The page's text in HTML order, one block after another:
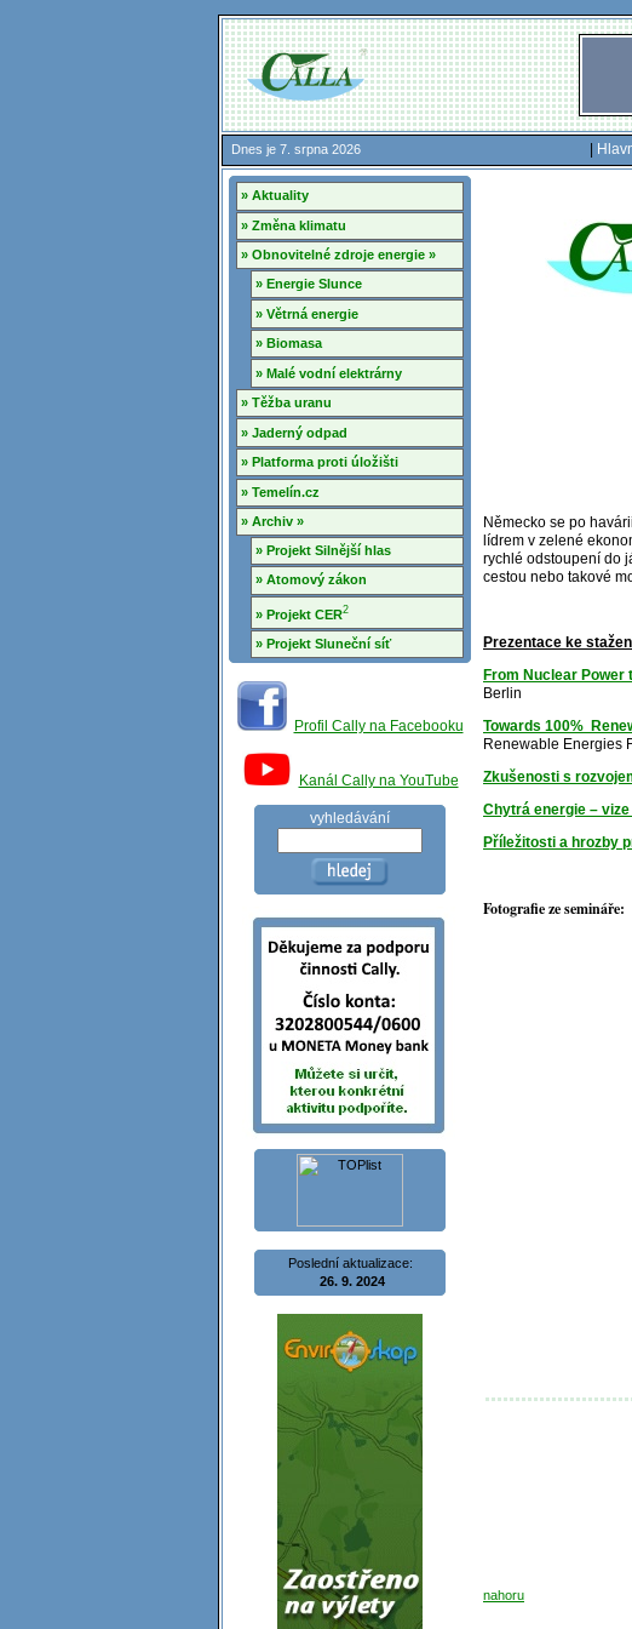
Dnes je 7. srpna 2026
» Aktuality
» Změna klimatu
» Obnovitelné zdroje energie »
» Energie Slunce
» Větrná energie
» Biomasa
» Malé vodní elektrárny
» Těžba uranu
» Jaderný odpad
» Platforma proti úložišti
» Temelín.cz
» Archiv »
» Projekt Silnější hlas
» Atomový zákon
» Projekt CER2
» Projekt Sluneční síť
Profil Cally na Facebooku
Kanál Cally na YouTube
vyhledávání
Poslední aktualizace:
26. 9. 2024
Německo se po
lídrem v zelené
rychlé odstoupení do
cestou nebo takové
Prezentace ke
From Nuclear Power
Berlin
Towards 100%
Renewable Energies
Zkušenosti s
Chytrá energie –
Příležitosti a hrozby
Fotografie ze semináře:
nahoru